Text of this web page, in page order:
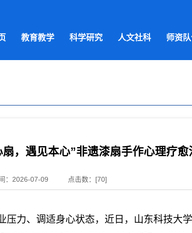
教育教学 科学研究 人文社科 师资
，遇见本心”非遗漆扇手作心理疗愈
：2026-07-09 点击数：[70]
压力、调适身心状态，近日，山东科技大